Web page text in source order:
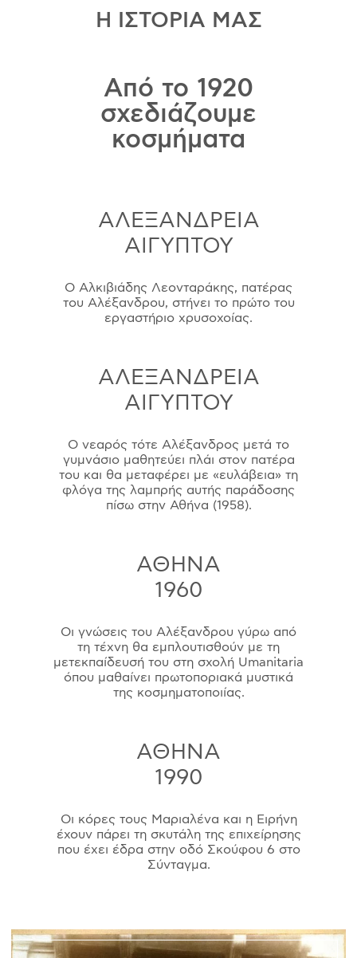
Η ΙΣΤΟΡΙΑ ΜΑΣ
Από το 1920
σχεδιάζουμε
κοσμήματα
ΑΛΕΞΑΝΔΡΕΙΑ
ΑΙΓΥΠΤΟΥ
Ο Αλκιβιάδης Λεονταράκης, πατέρας
του Αλέξανδρου, στήνει το πρώτο του
εργαστήριο χρυσοχοίας.
ΑΛΕΞΑΝΔΡΕΙΑ
ΑΙΓΥΠΤΟΥ
Ο νεαρός τότε Αλέξανδρος μετά το
γυμνάσιο μαθητεύει πλάι στον πατέρα
του και θα μεταφέρει με «ευλάβεια» τη
φλόγα της λαμπρής αυτής παράδοσης
πίσω στην Αθήνα (1958).
ΑΘΗΝΑ
1960
Οι γνώσεις του Αλέξανδρου γύρω από
τη τέχνη θα εμπλουτισθούν με τη
μετεκπαίδευσή του στη σχολή Umanitaria
όπου μαθαίνει πρωτοποριακά μυστικά
της κοσμηματοποιίας.
ΑΘΗΝΑ
1990
Οι κόρες τους Μαριαλένα και η Ειρήνη
έχουν πάρει τη σκυτάλη της επιχείρησης
που έχει έδρα στην οδό Σκούφου 6 στο
Σύνταγμα.